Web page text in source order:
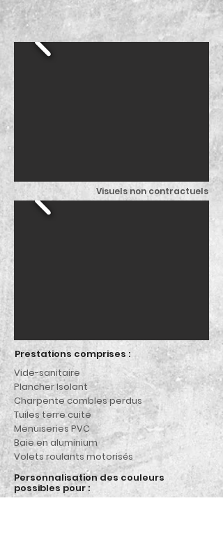
Visuels non contractuels
Prestations comprises :
Vide-sanitaire
Plancher Isolant
Charpente combles perdus
Tuiles terre cuite
Menuiseries PVC
Baie en aluminium
Volets roulants motorisés
Personnalisation des couleurs
possibles pour :